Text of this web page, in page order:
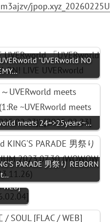
"UVERworld NO
meets 24=>25years~…
PARADE 男祭り REBORN
WEB]